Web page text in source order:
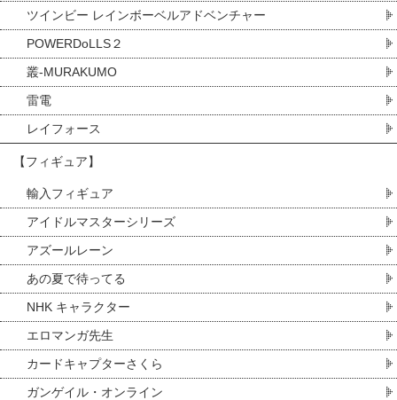
ツインビー レインボーベルアドベンチャー
POWERDoLLS２
叢-MURAKUMO
雷電
レイフォース
【フィギュア】
輸入フィギュア
アイドルマスターシリーズ
アズールレーン
あの夏で待ってる
NHK キャラクター
エロマンガ先生
カードキャプターさくら
ガンゲイル・オンライン